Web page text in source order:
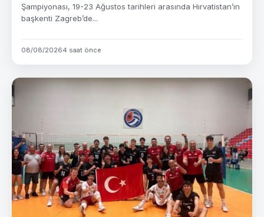
Şampiyonası, 19-23 Ağustos tarihleri arasında Hırvatistan’ın
başkenti Zagreb’de...
08/08/20264 saat önce